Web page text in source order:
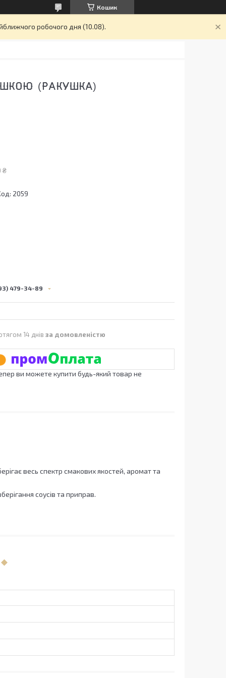
Кошик
робочого дня (10.08).
(РАКУШКА)
₴
2059
479-34-89
14 днів за домовленістю
ви можете купити будь-який товар не
весь спектр смакових якостей, аромат та
соусів та приправ.